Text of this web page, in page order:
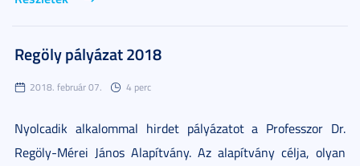
Regöly pályázat 2018
2018. február 07. 4 perc
Nyolcadik alkalommal hirdet pályázatot a Professzor Dr.
Regöly-Mérei János Alapítvány. Az alapítvány célja, olyan